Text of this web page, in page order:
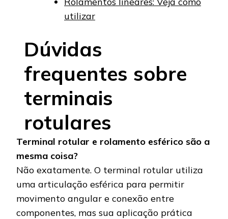
utilizar
Dúvidas
frequentes sobre
terminais
rotulares
Terminal rotular e rolamento esférico são a
mesma coisa?
Não exatamente. O terminal rotular utiliza
uma articulação esférica para permitir
movimento angular e conexão entre
componentes, mas sua aplicação prática